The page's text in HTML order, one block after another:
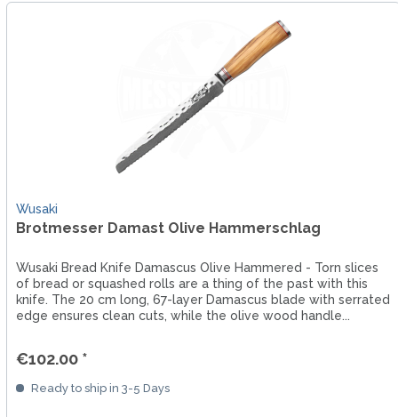
Wusaki
Brotmesser Damast Olive Hammerschlag
Wusaki Bread Knife Damascus Olive Hammered - Torn slices
of bread or squashed rolls are a thing of the past with this
knife. The 20 cm long, 67-layer Damascus blade with serrated
edge ensures clean cuts, while the olive wood handle...
€102.00 *
Ready to ship in 3-5 Days